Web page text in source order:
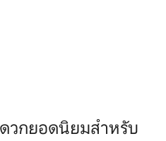
วกยอดนิยมสำหรับ